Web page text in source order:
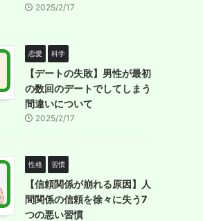
2025/2/17
恋愛 科学
【デートの失敗】男性が最初
の数回のデートでしてしまう
間違いについて
2025/2/17
性格 習慣
【信頼関係が崩れる原因】人
間関係の信頼を徐々に失う7
つの悪い習慣